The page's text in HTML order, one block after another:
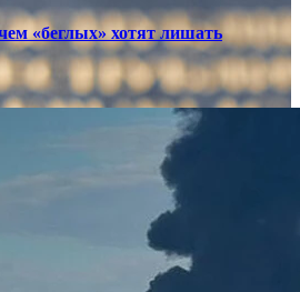
«беглых» хотят лишать